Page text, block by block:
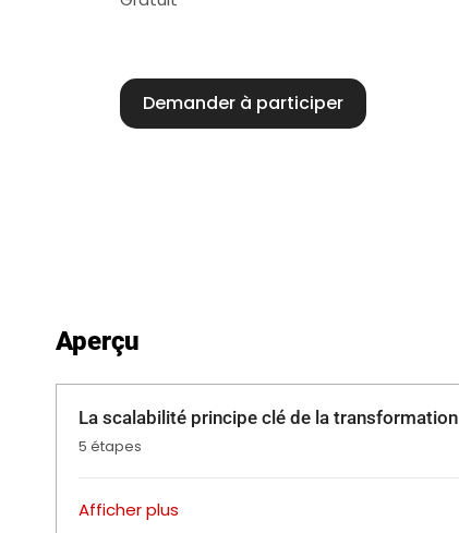
Demander à participer
Aperçu
La scalabilité principe clé de la transformation
.
5 étapes
Afficher plus